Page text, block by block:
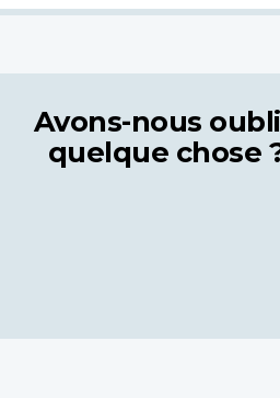
Avons-nous
quelque chose